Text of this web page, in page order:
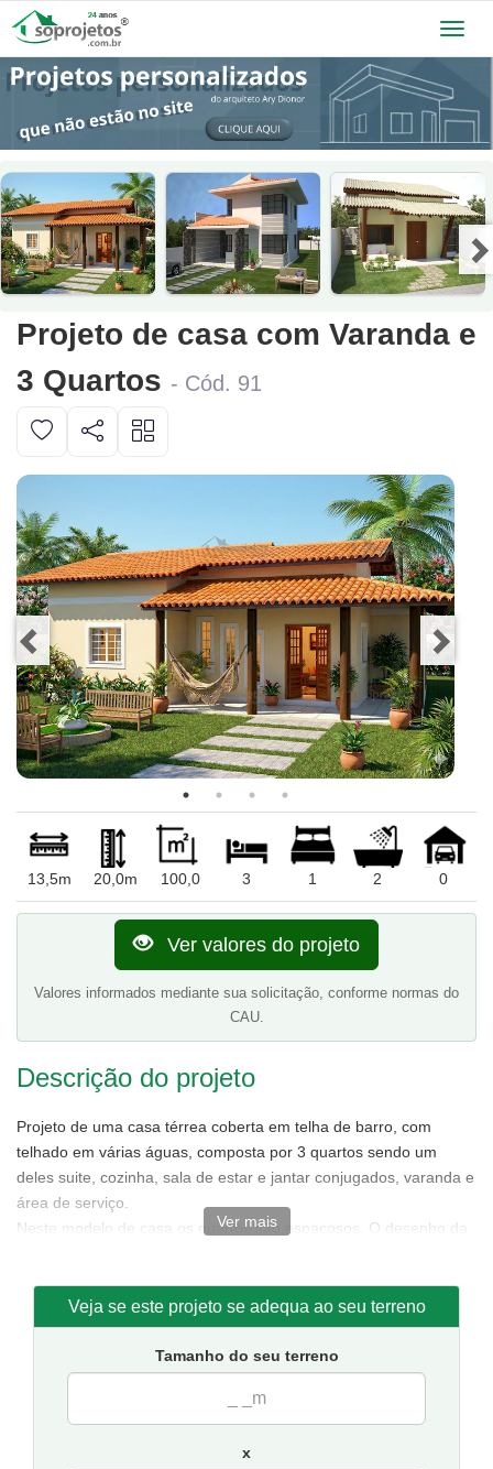
Projeto de casa com Varanda e
3 Quartos - Cód. 91
13,5m 20,0m 100,0 3 1 2 0
Ver valores do projeto
Valores informados mediante sua solicitação, conforme normas do
CAU.
Descrição do projeto
Projeto de uma casa térrea coberta em telha de barro, com
telhado em várias águas, composta por 3 quartos sendo um
deles suite, cozinha, sala de estar e jantar conjugados, varanda e
área de serviço.
Neste modelo de casa os quartos são espaçosos. O desenho da
A ampla varanda em "L" valoriza a fachada e ressalta o aspecto
aconchegante da residência.
Suite: 3,50 x 3,85
Quarto 1: 3,85 x 3,00
Ver mais
Veja se este projeto se adequa ao seu terreno
Tamanho do seu terreno
x